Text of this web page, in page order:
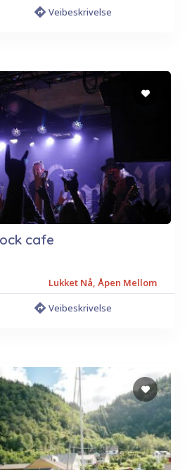
Veibeskrivelse
cafe
Lukket Nå, Åpen Mellom
Veibeskrivelse